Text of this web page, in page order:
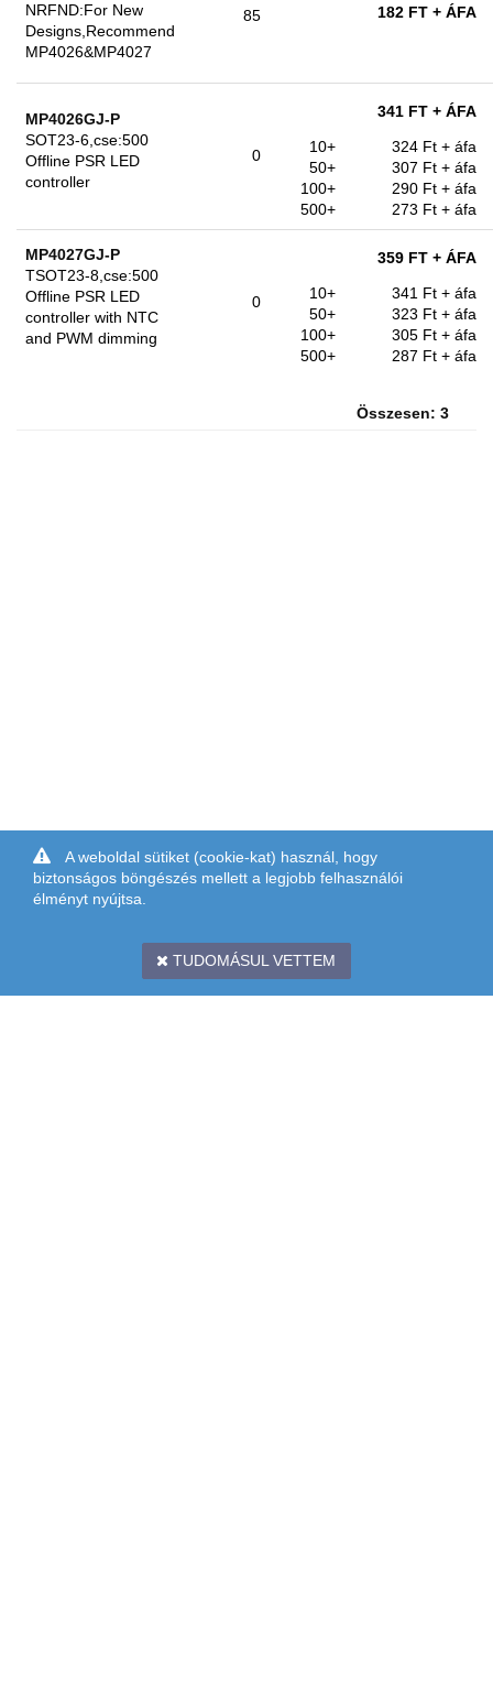
NRFND:For New
Designs,Recommend
MP4026&MP4027
85 182 FT + ÁFA
MP4026GJ-P
SOT23-6,cse:500
Offline PSR LED
controller
0
341 FT + ÁFA
10+
324 Ft + áfa
50+
307 Ft + áfa
100+
290 Ft + áfa
500+
273 Ft + áfa
MP4027GJ-P
TSOT23-8,cse:500
Offline PSR LED
controller with NTC
and PWM dimming
0
359 FT + ÁFA
10+
341 Ft + áfa
50+
323 Ft + áfa
100+
305 Ft + áfa
500+
287 Ft + áfa
Összesen: 3
A weboldal sütiket (cookie-kat) használ, hogy
biztonságos böngészés mellett a legjobb felhasználói
élményt nyújtsa.
TUDOMÁSUL VETTEM